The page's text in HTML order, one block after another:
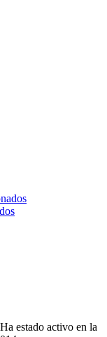
estado activo en la